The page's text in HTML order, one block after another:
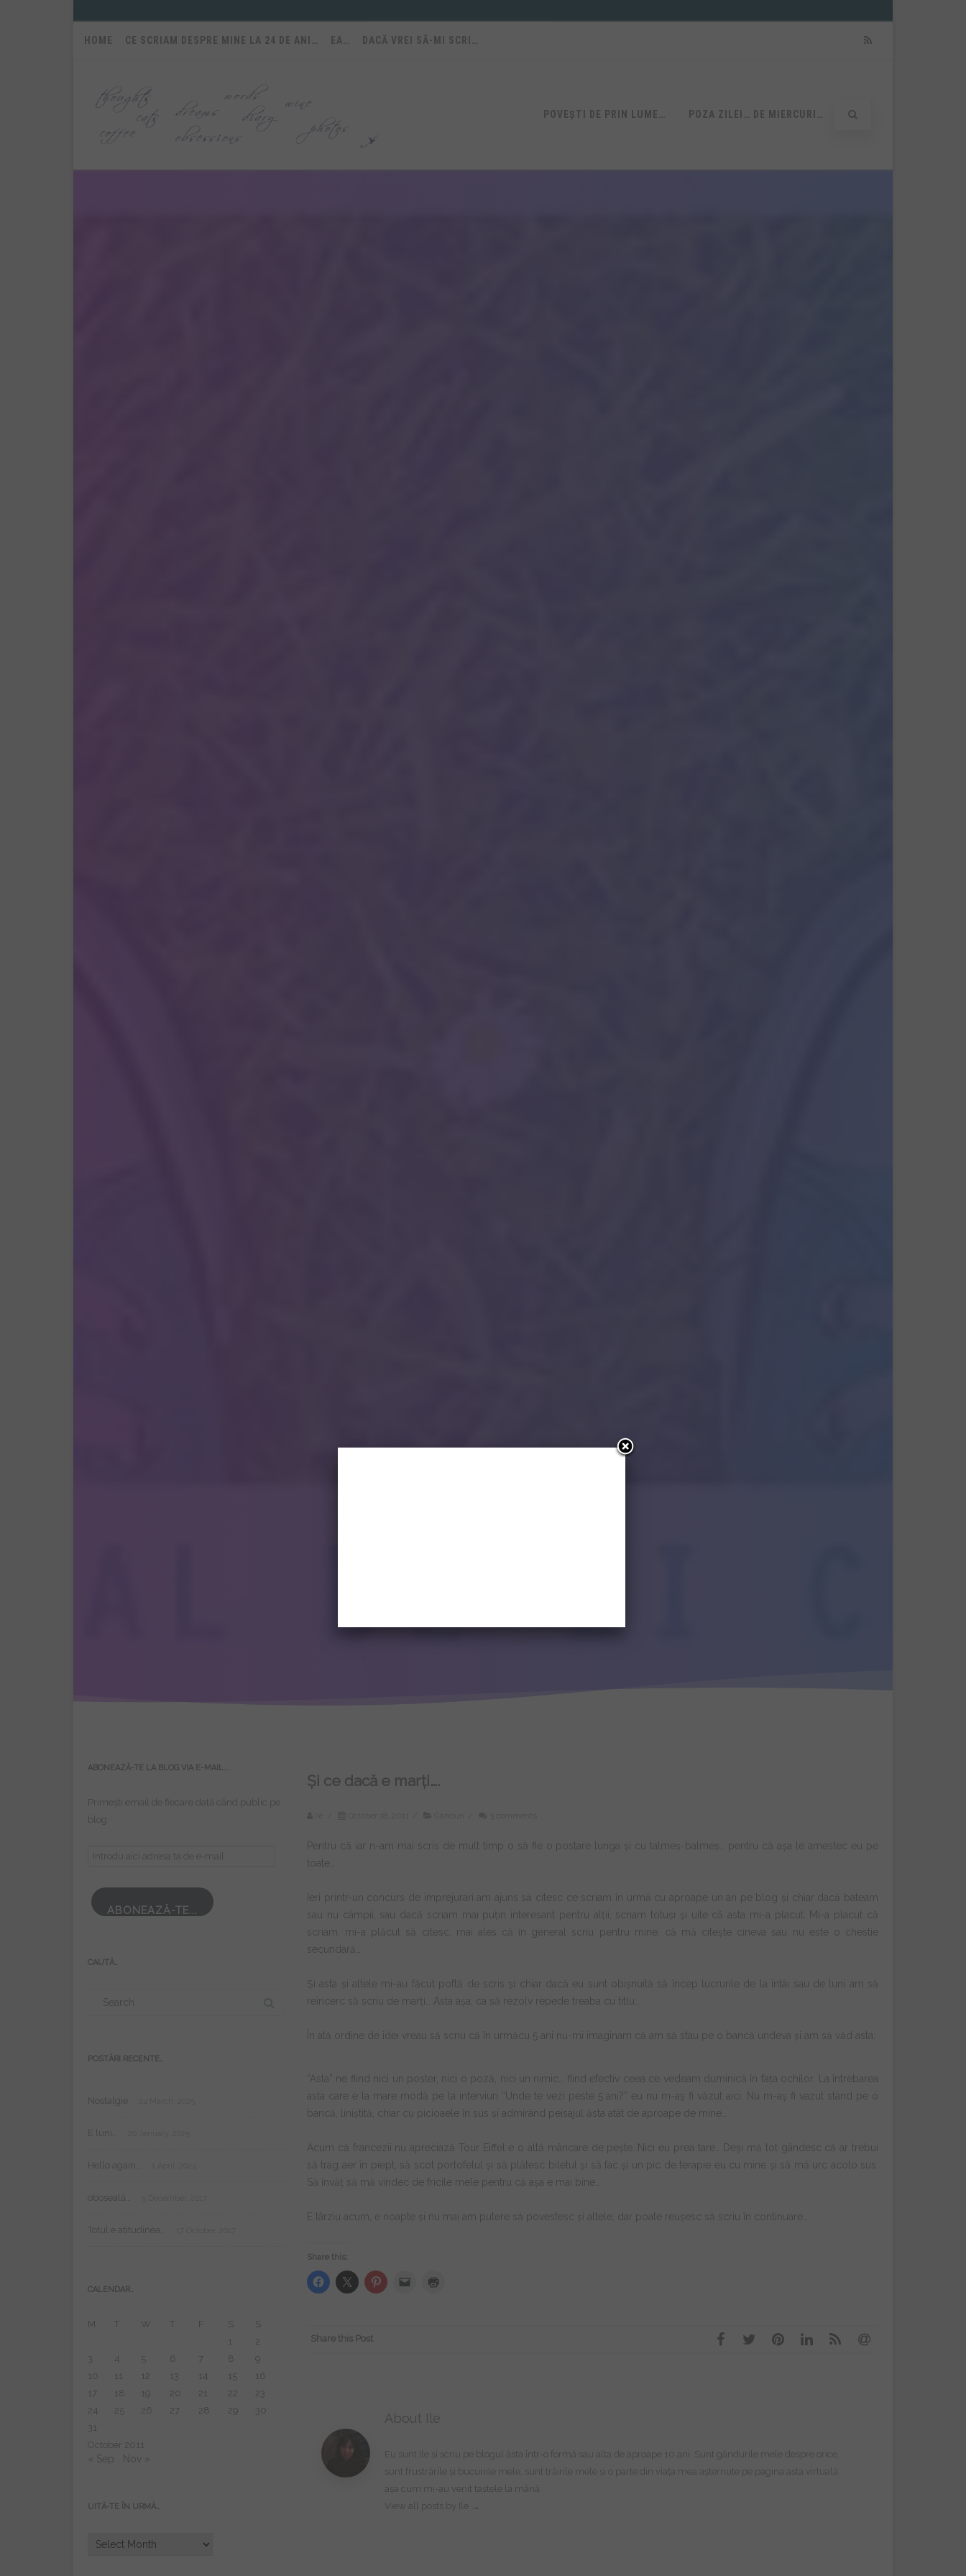
HOME CE SCRIAM DESPRE MINE LA 24 DE ANI… EA… DACĂ VREI SĂ-MI SCRI…
POVEȘTI DE PRIN LUME… POZA ZILEI… DE MIERCURI…
Și ce dacă e marți….
Pentru că iar n-am mai scris de mult timp o să fie o postare lunga și cu talmeș-balmeș… pentru că așa le amestec eu pe
toate…
Ieri printr-un concurs de imprejurari am ajuns să citesc ce scriam în urmă cu aproape un an pe blog și chiar dacă bateam
sau nu câmpii, sau dacă scriam mai puțin interesant pentru alții, scriam totuși și uite că asta mi-a placut. Mi-a placut că
scriam, mi-a plăcut să citesc, mai ales că în general scriu pentru mine, că mă citește cineva sau nu este o chestie
secundară…
Și asta și altele mi-au făcut poftă de scris și chiar dacă eu sunt obișnuită să încep lucrurile de la întâi sau de luni am să
reîncerc să scriu de marți… Asta așa, ca să rezolv repede treaba cu titlu…
În ată ordine de idei vreau să scriu că în urmăcu 5 ani nu-mi imaginam că am să stau pe o bancă undeva și am să văd asta:
“Asta” ne fiind nici un poster, nici o poză, nici un nimic… fiind efectiv ceea ce vedeam duminică în fața ochilor. La întrebarea
asta care e la mare modă pe la interviuri “Unde te vezi peste 5 ani?” eu nu m-aș fi văzut aici. Nu m-aș fi vazut stând pe o
bancă, liniștită, chiar cu picioaele în sus și admirând peisajul ăsta atât de aproape de mine…
Acum că francezii nu apreciază Tour Eiffel e o altă mâncare de pește…Nici eu prea tare… Deși mă tot gândesc că ar trebui
să trag aer în piept, să scot portofelul și să plătesc biletul și să fac și un pic de terapie eu cu mine și să mă urc acolo sus.
Să învăț să mă vindec de fricile mele pentru că așa e mai bine…
E târziu acum, e noapte și nu mai am putere să povestesc și altele, dar poate reușesc să scriu în continuare…
Share this:
Share this Post
About Ile
Eu sunt Ile și scriu pe blogul ăsta într-o formă sau alta de aproape 10 ani. Sunt gândurile mele despre orice,
sunt frustrările și bucuriile mele, sunt trăirile mele și o parte din viața mea așternute pe pagina asta virtuală
așa cum mi-au venit tastele la mână.
View all posts by Ile
→
ABONEAZĂ-TE LA BLOG VIA E-MAIL...
Primești email de fiecare dată când public pe
blog
Introdu
adresa
ta
mail:
ABONEAZĂ-TE...
CAUTĂ…
POSTĂRI RECENTE…
Nostalgie
E luni…
Hello again…
oboseală…
Totul e atitudinea…
CALENDAR…
October 2011
M T W T F S
S
1
2
3
4 5 6 7 8
9
10
11 12 13 14 15
16
17
18 19 20 21 22
23
24
25 26 27 28 29
30
31
« Sep Nov »
UITĂ-TE ÎN URMĂ…